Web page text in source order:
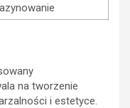
na tworzenie
i estetyce.